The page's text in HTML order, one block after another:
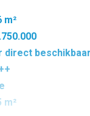
m²
direct beschikbaar
m²